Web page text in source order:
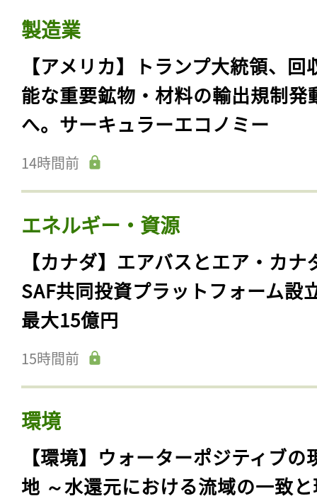
製造業
【アメリカ】トランプ大統領、回
能な重要鉱物・材料の輸出規制発
へ。サーキュラーエコノミー
14時間前
エネルギー・資源
【カナダ】エアバスとエア・カナ
SAF共同投資プラットフォーム設
最大15億円
15時間前
環境
【環境】ウォーターポジティブの
地 ～水還元における流域の一致